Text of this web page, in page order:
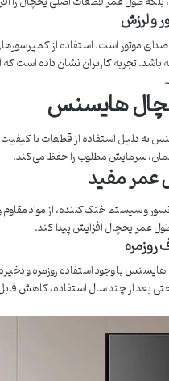
و لرزش
موتور است. استفاده از
تجربه کاربران نشان داده است
هایسنس
به دلیل استفاده از قطعات با
سرمایش مطلوب را حفظ می‌کند.
مفید
و سیستم خنک‌کننده، از مواد مقاوم
عمر یخچال افزایش پیدا کند.
روزمره
با وجود استفاده روزمره و
بعد از چند سال استفاده، کاهش